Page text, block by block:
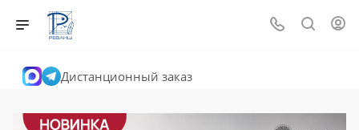
Дистанционный заказ